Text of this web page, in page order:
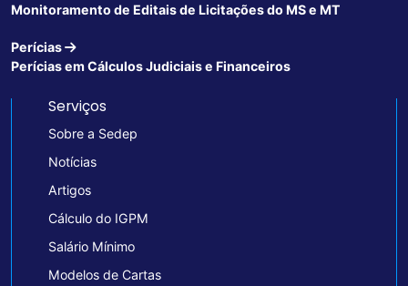
Monitoramento de Editais de Licitações do MS e MT
Perícias
Perícias em Cálculos Judiciais e Financeiros
Serviços
Sobre a Sedep
Notícias
Artigos
Cálculo do IGPM
Salário Mínimo
Modelos de Cartas